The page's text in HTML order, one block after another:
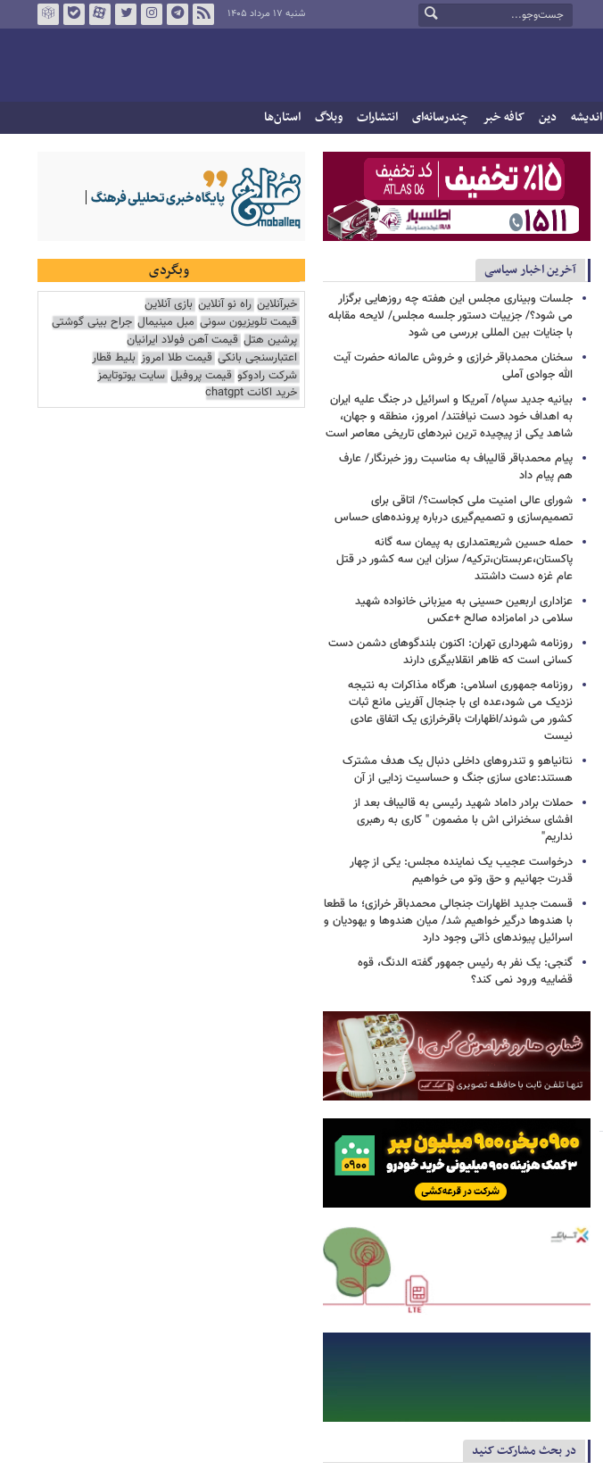
شنبه ۱۷ مرداد ۱۴۰۵
اندیشه دین کافه خبر چندرسانه‌ای انتشارات وبلاگ استان‌ها
آخرین اخبار سیاسی
جلسات وبیناری مجلس این هفته چه روزهایی برگزار
می شود؟/ جزییات دستور جلسه مجلس/ لایحه مقابله
با جنایات بین المللی بررسی می شود
سخنان محمدباقر خرازی و خروش عالمانه حضرت آیت
الله جوادی آملی
بیانیه جدید سپاه/ آمریکا و اسرائیل در جنگ علیه ایران
به اهداف خود دست نیافتند/ امروز، منطقه و جهان،
شاهد یکی از پیچیده ترین نبردهای تاریخی معاصر است
پیام محمدباقر قالیباف به مناسبت روز خبرنگار/ عارف
هم پیام داد
شورای عالی امنیت ملی کجاست؟/ اتاقی برای
تصمیم‌سازی و تصمیم‌گیری درباره پرونده‌های حساس
حمله حسین شریعتمداری به پیمان سه گانه
پاکستان،عربستان،ترکیه/ سزان این سه کشور در قتل
عام غزه دست داشتند
عزاداری اربعین حسینی به میزبانی خانواده شهید
سلامی در امامزاده صالح +عکس
روزنامه شهرداری تهران: اکنون بلندگوهای دشمن دست
کسانی است که ظاهر انقلابیگری دارند
روزنامه جمهوری اسلامی: هرگاه مذاکرات به نتیجه
نزدیک می شود،عده ای با جنجال آفرینی مانع ثبات
کشور می شوند/اظهارات باقرخرازی یک اتفاق عادی
نیست
نتانیاهو و تندروهای داخلی دنبال یک هدف مشترک
هستند:عادی سازی جنگ و حساسیت زدایی از آن
حملات برادر داماد شهید رئیسی به قالیباف بعد از
افشای سخنرانی اش با مضمون " کاری به رهبری
نداریم"
درخواست عجیب یک نماینده مجلس: یکی از چهار
قدرت جهانیم و حق وتو می خواهیم
قسمت جدید اظهارات جنجالی محمدباقر خرازی؛ ما قطعا
با هندوها درگیر خواهیم شد/ میان هندوها و یهودیان و
اسرائیل پیوندهای ذاتی وجود دارد
گنجی: یک نفر به رئیس جمهور گفته الدنگ، قوه
قضاییه ورود نمی کند؟
در بحث مشارکت کنید
وبگردی
خبرآنلاین راه نو آنلاین بازی آنلاین
قیمت تلویزیون سونی مبل مینیمال جراح بینی گوشتی
پرشین هتل قیمت آهن فولاد ایرانیان
اعتبارسنجی بانکی قیمت طلا امروز بلیط قطار
شرکت رادوکو قیمت پروفیل سایت یوتوتایمز
خرید اکانت chatgpt